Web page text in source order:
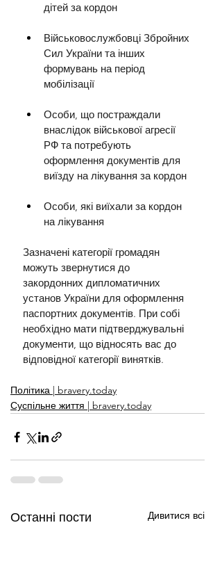
дітей за кордон
Військовослужбовці Збройних
Сил України та інших
формувань на період
мобілізації
Особи, що постраждали
внаслідок військової агресії
РФ та потребують
оформлення документів для
виїзду на лікування за кордон
Особи, які виїхали за кордон
на лікування
Зазначені категорії громадян
можуть звернутися до
закордонних дипломатичних
установ України для оформлення
паспортних документів. При собі
необхідно мати підтверджувальні
документи, що відносять вас до
відповідної категорії винятків.
Політика | bravery.today
Суспільне життя | bravery.today
Останні пости Дивитися всі